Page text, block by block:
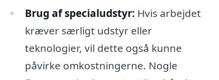
Brug af specialudstyr: Hvis arbejdet
kræver særligt udstyr eller
teknologier, vil dette også kunne
påvirke omkostningerne. Nogle